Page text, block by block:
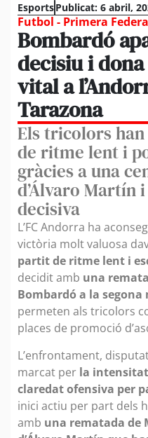
EsportsPublicat: 6 abril,
Futbol - Primera
Bombardó
decisiu i
vital a
Tarazona
Els tricolors
de ritme lent i
gràcies a una
d’Álvaro Martín
decisiva
L’FC Andorra ha
victòria molt valuosa
partit de ritme lent i
decidit amb una
Bombardó a la
permeten als tricolors
places de promoció
L’enfrontament,
marcat per la
claredat ofensiva per
inici actiu per part dels
amb una rematada de